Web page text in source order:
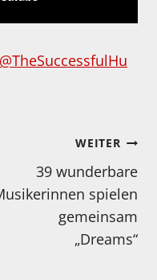
WEITER
39 wunderbare
spielen
gemeinsam
„Dreams“